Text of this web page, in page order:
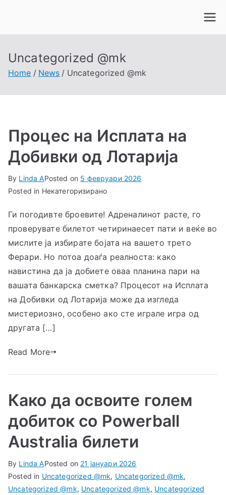
Uncategorized @mk
Home News Uncategorized @mk
Процес на Исплата на
Добивки од Лотарија
By Linda APosted on 5 февруари 2026
Posted in Некатегоризирано
Ги погодивте броевите! Адреналинот расте, го
проверувате билетот четиринаесет пати и веќе во
мислите ја избирате бојата на вашето трето
Ферари. Но потоа доаѓа реалноста: како
навистина да ја добиете оваа планина пари на
вашата банкарска сметка? Процесот на Исплата
на Добивки од Лотарија може да изгледа
мистериозно, особено ако сте играле игра од
другата […]
Read More
Како да освоите голем
добиток со Powerball
Australia билети
By Linda APosted on 21 јануари 2026
Posted in Uncategorized @mk, Uncategorized @mk,
Uncategorized @mk, Uncategorized @mk, Uncategorized